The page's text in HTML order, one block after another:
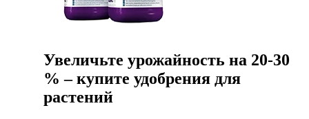
Увеличьте урожайность на 20-30
% – купите удобрения для
растений